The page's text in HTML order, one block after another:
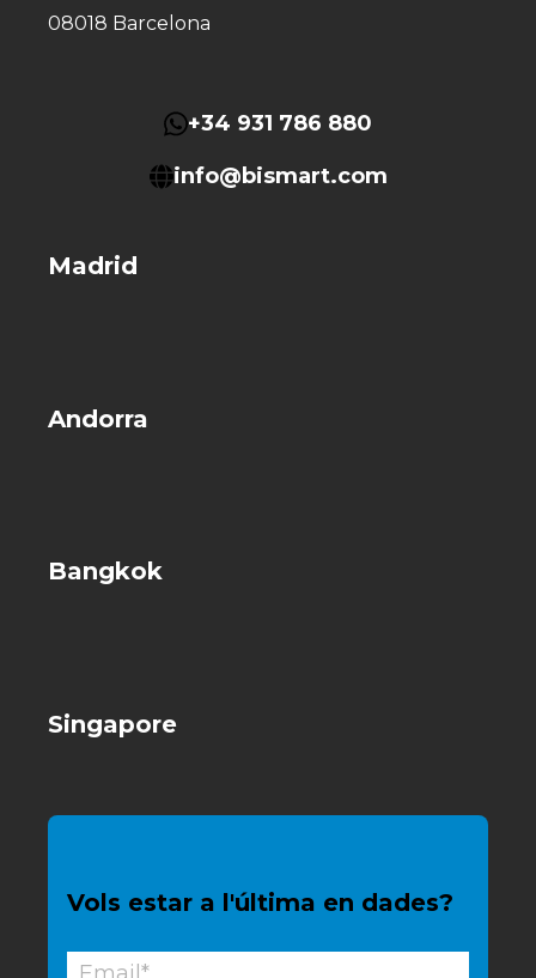
08018 Barcelona
+34 931 786 880
info@bismart.com
Madrid
Andorra
Bangkok
Singapore
Vols estar a l'última en dades?